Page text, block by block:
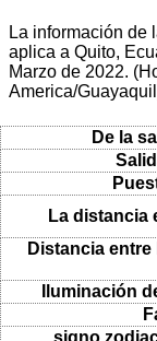
La información de
aplica a Quito,
Marzo de 2022.
America/
De la
La distancia
Distancia
Iluminación
signo